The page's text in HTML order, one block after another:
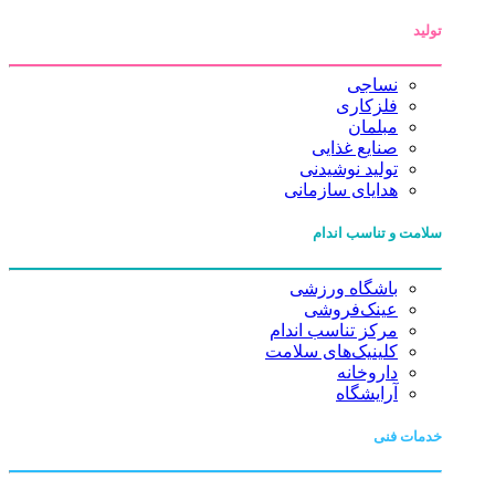
تولید
نساجی
فلزکاری
مبلمان
صنایع غذایی
تولید نوشیدنی
هدایای سازمانی
سلامت و تناسب اندام
باشگاه ورزشی
عینک‌فروشی
مرکز تناسب اندام
کلینیک‌های سلامت
داروخانه
آرایشگاه
خدمات فنی